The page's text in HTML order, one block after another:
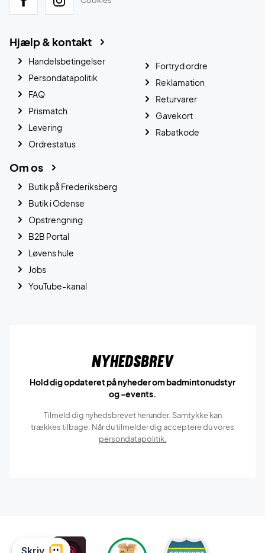
Hjælp & kontakt
Handelsbetingelser
Persondatapolitik
FAQ
Prismatch
Levering
Ordrestatus
Fortryd ordre
Reklamation
Returvarer
Gavekort
Rabatkode
Om os
Butik på Frederiksberg
Butik i Odense
Opstrengning
B2B Portal
Løvens hule
Jobs
YouTube-kanal
Nyhedsbrev
Hold dig opdateret på nyheder om badmintonudstyr
og -events.
Tilmeld dig nyhedsbrevet herunder. Samtykke kan
trækkes tilbage. Når du tilmelder dig acceptere du vores
persondatapolitik.